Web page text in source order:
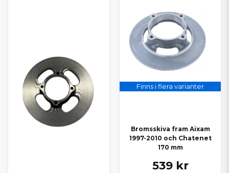
Finns i flera varianter
Bromsskiva fram Aixam
1997-2010 och Chatenet
170 mm
539 kr